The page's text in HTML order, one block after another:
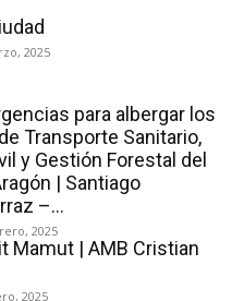
2025
para albergar los
Transporte Sanitario,
y Gestión Forestal del
| Santiago
–...
2025
Mamut | AMB Cristian
2025